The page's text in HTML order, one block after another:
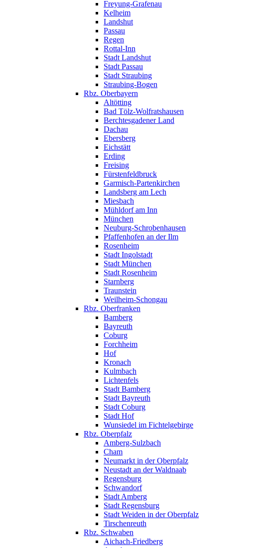
Freyung-Grafenau
Kelheim
Landshut
Passau
Regen
Rottal-Inn
Stadt Landshut
Stadt Passau
Stadt Straubing
Straubing-Bogen
Rbz. Oberbayern
Altötting
Bad Tölz-Wolfratshausen
Berchtesgadener Land
Dachau
Ebersberg
Eichstätt
Erding
Freising
Fürstenfeldbruck
Garmisch-Partenkirchen
Landsberg am Lech
Miesbach
Mühldorf am Inn
München
Neuburg-Schrobenhausen
Pfaffenhofen an der Ilm
Rosenheim
Stadt Ingolstadt
Stadt München
Stadt Rosenheim
Starnberg
Traunstein
Weilheim-Schongau
Rbz. Oberfranken
Bamberg
Bayreuth
Coburg
Forchheim
Hof
Kronach
Kulmbach
Lichtenfels
Stadt Bamberg
Stadt Bayreuth
Stadt Coburg
Stadt Hof
Wunsiedel im Fichtelgebirge
Rbz. Oberpfalz
Amberg-Sulzbach
Cham
Neumarkt in der Oberpfalz
Neustadt an der Waldnaab
Regensburg
Schwandorf
Stadt Amberg
Stadt Regensburg
Stadt Weiden in der Oberpfalz
Tirschenreuth
Rbz. Schwaben
Aichach-Friedberg